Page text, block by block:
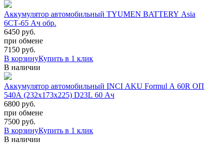
Аккумулятор автомобильный TYUMEN BATTERY Asia
6СТ-65 Ач обр.
6450 руб.
при обмене
7150 руб.
В корзинуКупить в 1 клик
В наличии
Аккумулятор автомобильный INCI AKU Formul A 60R ОП
540A (232x173x225) D23L 60 Ач
6800 руб.
при обмене
7500 руб.
В корзинуКупить в 1 клик
В наличии